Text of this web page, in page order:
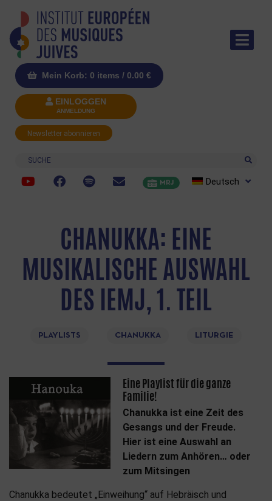
Mein Korb: 0 items / 0.00 €
EINLOGGEN
ANMELDUNG
Newsletter abonnieren
Suche
MRJ Deutsch
CHANUKKA: EINE
MUSIKALISCHE AUSWAHL
DES IEMJ, 1. TEIL
PLAYLISTS CHANUKKA LITURGIE
Eine Playlist für die ganze
Familie!
Chanukka ist eine Zeit des
Gesangs und der Freude.
Hier ist eine Auswahl an
Liedern zum Anhören… oder
zum Mitsingen
Chanukka bedeutet „Einweihung“ auf Hebräisch und